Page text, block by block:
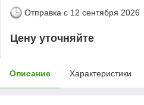
Отправка с 12 сентября 2026
Цену уточняйте
Описание Характеристики